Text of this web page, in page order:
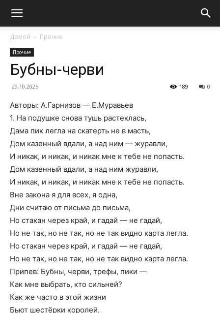
Домой Прочие
Прочие
Бубны-черви
29.10.2025 0
189
Авторы: А.Гарнизов — Е.Муравьев
1. На подушке снова тушь растеклась,
Дама пик легла на скатерть не в масть,
Дом казенный вдали, а над ним — журавли,
И никак, и никак, и никак мне к тебе не попасть.
Дом казенный вдали, а над ним журавли,
И никак, и никак, и никак мне к тебе не попасть.
Вне закона я для всех, я одна,
Дни считаю от письма до письма,
Но стакан через край, и гадай — не гадай,
Но не так, но не так, но не так видно карта легла.
Но стакан через край, и гадай — не гадай,
Но не так, но не так, но не так видно карта легла.
Припев: Бубны, черви, трефы, пики —
Как мне выбрать, кто сильней?
Как же часто в этой жизни
Бьют шестёрки королей.